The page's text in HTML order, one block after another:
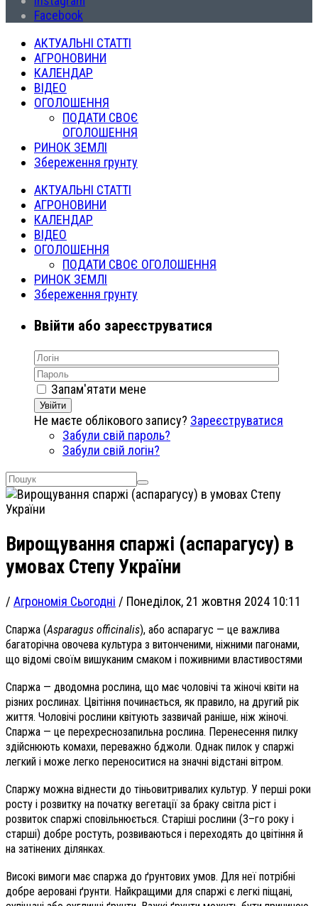
Facebook
АКТУАЛЬНІ СТАТТІ
АГРОНОВИНИ
КАЛЕНДАР
ВІДЕО
ОГОЛОШЕННЯ
ПОДАТИ СВОЄ
ОГОЛОШЕННЯ
РИНОК ЗЕМЛІ
Збереження грунту
АКТУАЛЬНІ СТАТТІ
АГРОНОВИНИ
КАЛЕНДАР
ВІДЕО
ОГОЛОШЕННЯ
ПОДАТИ СВОЄ ОГОЛОШЕННЯ
РИНОК ЗЕМЛІ
Збереження грунту
Ввійти або зареєструватися
Запам'ятати мене
Увійти
Не маєте облікового запису? Зареєструватися
Забули свій пароль?
Забули свій логін?
Вирощування спаржі (аспарагусу) в
умовах Степу України
/ Агрономія Сьогодні / Понеділок, 21 жовтня 2024 10:11
Спаржа (Asparagus officinalis), або аспарагус — це важлива
багаторічна овочева культура з витонченими, ніжними пагонами,
що відомі своїм вишуканим смаком і поживними властивостями
Спаржа — дводомна рослина, що має чоловічі та жіночі квіти на
різних рослинах. Цвітіння починається, як правило, на другий рік
життя. Чоловічі рослини квітують зазвичай раніше, ніж жіночі.
Спаржа — це перехреснозапильна рослина. Перенесення пилку
здійснюють комахи, переважно бджоли. Однак пилок у спаржі
легкий і може легко переноситися на значні відстані вітром.
Спаржу можна віднести до тіньовитривалих культур. У перші роки
росту і розвитку на початку вегетації за браку світла ріст і
розвиток спаржі сповільнюється. Старіші рослини (3–го року і
старші) добре ростуть, розвиваються і переходять до цвітіння й
на затінених ділянках.
Високі вимоги має спаржа до ґрунтових умов. Для неї потрібні
добре аеровані ґрунти. Найкращими для спаржі є легкі піщані,